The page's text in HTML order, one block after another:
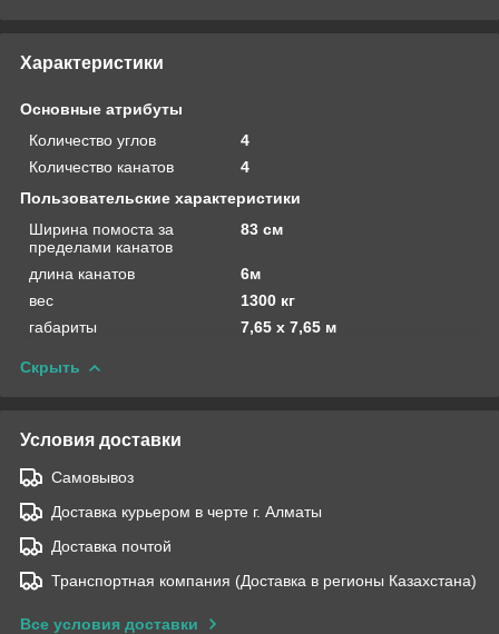
Характеристики
Основные атрибуты
Количество углов
4
Количество канатов
4
Пользовательские характеристики
Ширина помоста за
пределами канатов
83 см
длина канатов
6м
вес
1300 кг
габариты
7,65 х 7,65 м
Скрыть
Условия доставки
Самовывоз
Доставка курьером в черте г. Алматы
Доставка почтой
Транспортная компания (Доставка в регионы Казахстана)
Все условия доставки